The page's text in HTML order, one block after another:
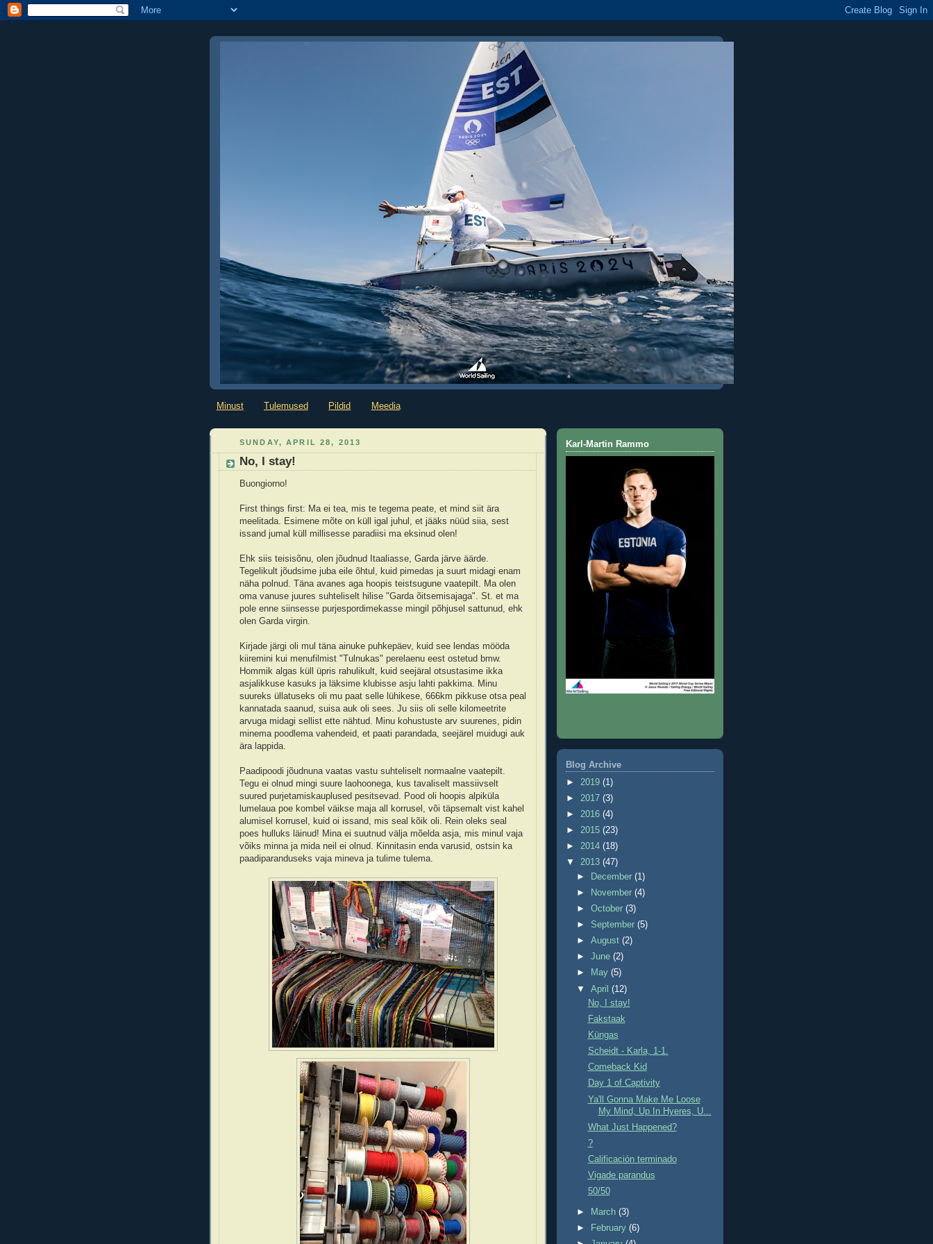
Minust Tulemused Pildid Meedia
SUNDAY, APRIL 28, 2013
No, I stay!
Buongiorno!
First things first: Ma ei tea, mis te tegema peate, et mind siit ära
meelitada. Esimene mõte on küll igal juhul, et jääks nüüd siia, sest
issand jumal küll millisesse paradiisi ma eksinud olen!
Ehk siis teisisõnu, olen jõudnud Itaaliasse, Garda järve äärde.
Tegelikult jõudsime juba eile õhtul, kuid pimedas ja suurt midagi enam
näha polnud. Täna avanes aga hoopis teistsugune vaatepilt. Ma olen
oma vanuse juures suhteliselt hilise "Garda õitsemisajaga". St. et ma
pole enne siinsesse purjespordimekasse mingil põhjusel sattunud, ehk
olen Garda virgin.
Kirjade järgi oli mul täna ainuke puhkepäev, kuid see lendas mööda
kiiremini kui menufilmist "Tulnukas" perelaenu eest ostetud bmw.
Hommik algas küll üpris rahulikult, kuid seejäral otsustasime ikka
asjalikkuse kasuks ja läksime klubisse asju lahti pakkima. Minu
suureks üllatuseks oli mu paat selle lühikese, 666km pikkuse otsa peal
kannatada saanud, suisa auk oli sees. Ju siis oli selle kilomeetrite
arvuga midagi sellist ette nähtud. Minu kohustuste arv suurenes, pidin
minema poodlema vahendeid, et paati parandada, seejärel muidugi auk
ära lappida.
Paadipoodi jõudnuna vaatas vastu suhteliselt normaalne vaatepilt.
Tegu ei olnud mingi suure laohoonega, kus tavaliselt massiivselt
suured purjetamiskauplused pesitsevad. Pood oli hoopis alpiküla
lumelaua poe kombel väikse maja all korrusel, või täpsemalt vist kahel
alumisel korrusel, kuid oi issand, mis seal kõik oli. Rein oleks seal
poes hulluks läinud! Mina ei suutnud välja mõelda asja, mis minul vaja
võiks minna ja mida neil ei olnud. Kinnitasin enda varusid, ostsin ka
paadiparanduseks vaja mineva ja tulime tulema.
Karl-Martin Rammo
Blog Archive
► 2019 (1)
► 2017 (3)
► 2016 (4)
► 2015 (23)
► 2014 (18)
▼ 2013 (47)
►
December(1)
►
November(4)
►October(3)
► September(5)
►August(2)
►June(2)
►
May(5)
▼April(12)
No, I stay!
Fakstaak
Küngas
Scheidt - Karla, 1-1.
Comeback Kid
Day 1 of Captivity
Ya'll Gonna Make Me Loose
My Mind, Up In Hyeres, U...
What Just Happened?
?
Calificación terminado
Vigade parandus
50/50
► March(3)
►
February(6)